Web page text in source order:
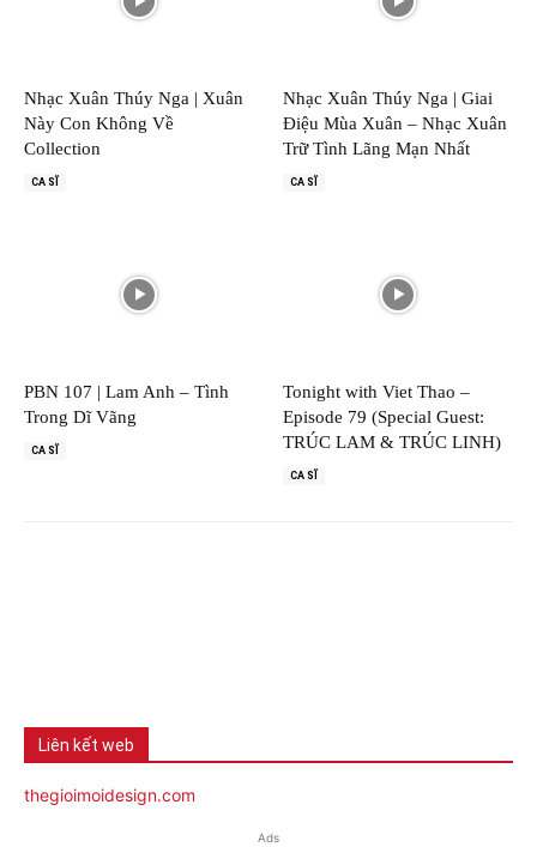
Nhạc Xuân Thúy Nga | Xuân
Này Con Không Về
Collection
CA SĨ
Nhạc Xuân Thúy Nga | Giai
Điệu Mùa Xuân – Nhạc Xuân
Trữ Tình Lãng Mạn Nhất
CA SĨ
PBN 107 | Lam Anh – Tình
Trong Dĩ Vãng
CA SĨ
Tonight with Viet Thao –
Episode 79 (Special Guest:
TRÚC LAM & TRÚC LINH)
CA SĨ
Liên kết web
thegioimoidesign.com
Ads